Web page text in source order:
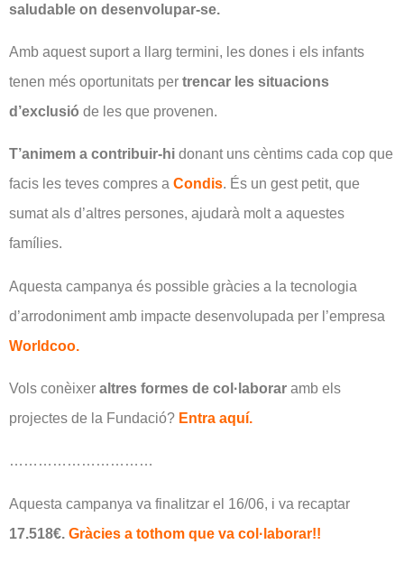
saludable on desenvolupar-se.
Amb aquest suport a llarg termini, les dones i els infants
tenen més oportunitats per trencar les situacions
d’exclusió de les que provenen.
T’animem a contribuir-hi donant uns cèntims cada cop que
facis les teves compres a Condis. És un gest petit, que
sumat als d’altres persones, ajudarà molt a aquestes
famílies.
Aquesta campanya és possible gràcies a la tecnologia
d’arrodoniment amb impacte desenvolupada per l’empresa
Worldcoo.
Vols conèixer altres formes de col·laborar amb els
projectes de la Fundació? Entra aquí.
…………………………
Aquesta campanya va finalitzar el 16/06, i va recaptar
17.518€. Gràcies a tothom que va col·laborar!!